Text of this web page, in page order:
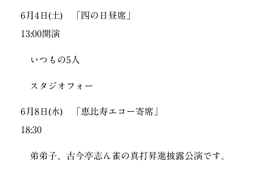
6月4日(土) 「四の日昼席」
13:00開演
いつもの5人
スタジオフォー
6月8日(水) 「恵比寿エコー寄席」
18:30
弟弟子、古今亭志ん雀の真打昇進披露公演です。